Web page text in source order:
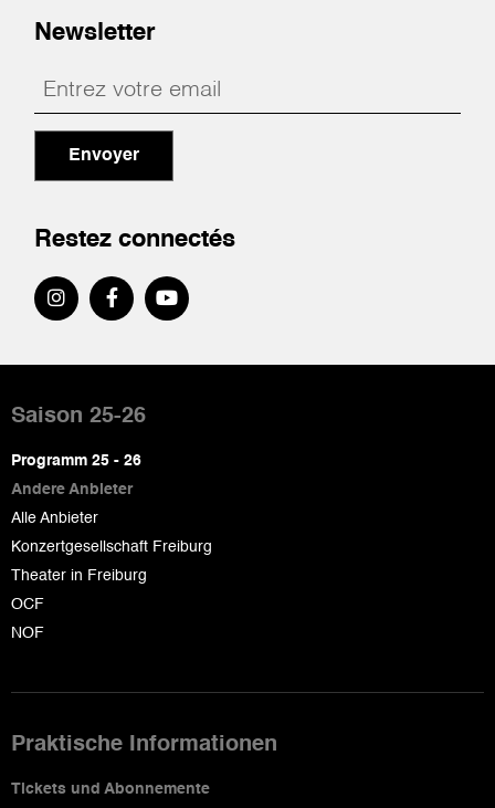
Newsletter
Envoyer
Restez connectés
de
page
Saison 25-26
Programm 25 - 26
Andere Anbieter
Alle Anbieter
Konzertgesellschaft Freiburg
Theater in Freiburg
OCF
NOF
Praktische Informationen
Tickets und Abonnemente